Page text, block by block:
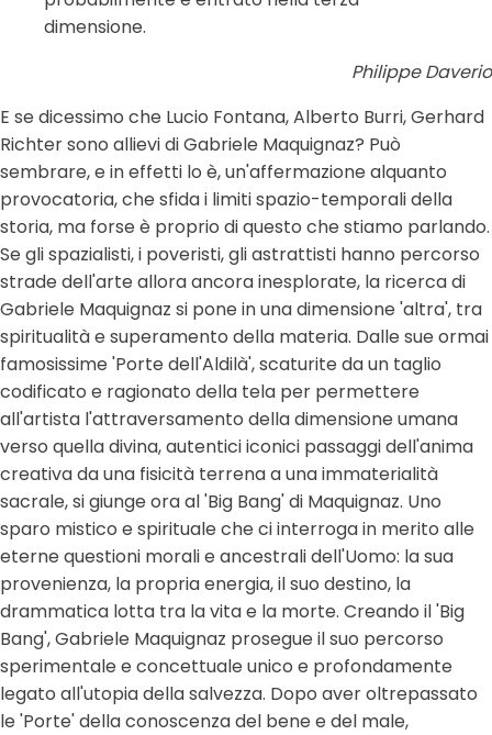
dimensione.
Philippe Daverio
E se dicessimo che Lucio Fontana, Alberto Burri, Gerhard
Richter sono allievi di Gabriele Maquignaz? Può
sembrare, e in effetti lo è, un'affermazione alquanto
provocatoria, che sfida i limiti spazio-temporali della
storia, ma forse è proprio di questo che stiamo parlando.
Se gli spazialisti, i poveristi, gli astrattisti hanno percorso
strade dell'arte allora ancora inesplorate, la ricerca di
Gabriele Maquignaz si pone in una dimensione 'altra', tra
spiritualità e superamento della materia. Dalle sue ormai
famosissime 'Porte dell'Aldilà', scaturite da un taglio
codificato e ragionato della tela per permettere
all'artista l'attraversamento della dimensione umana
verso quella divina, autentici iconici passaggi dell'anima
creativa da una fisicità terrena a una immaterialità
sacrale, si giunge ora al 'Big Bang' di Maquignaz. Uno
sparo mistico e spirituale che ci interroga in merito alle
eterne questioni morali e ancestrali dell'Uomo: la sua
provenienza, la propria energia, il suo destino, la
drammatica lotta tra la vita e la morte. Creando il 'Big
Bang', Gabriele Maquignaz prosegue il suo percorso
sperimentale e concettuale unico e profondamente
legato all'utopia della salvezza. Dopo aver oltrepassato
le 'Porte' della conoscenza del bene e del male,